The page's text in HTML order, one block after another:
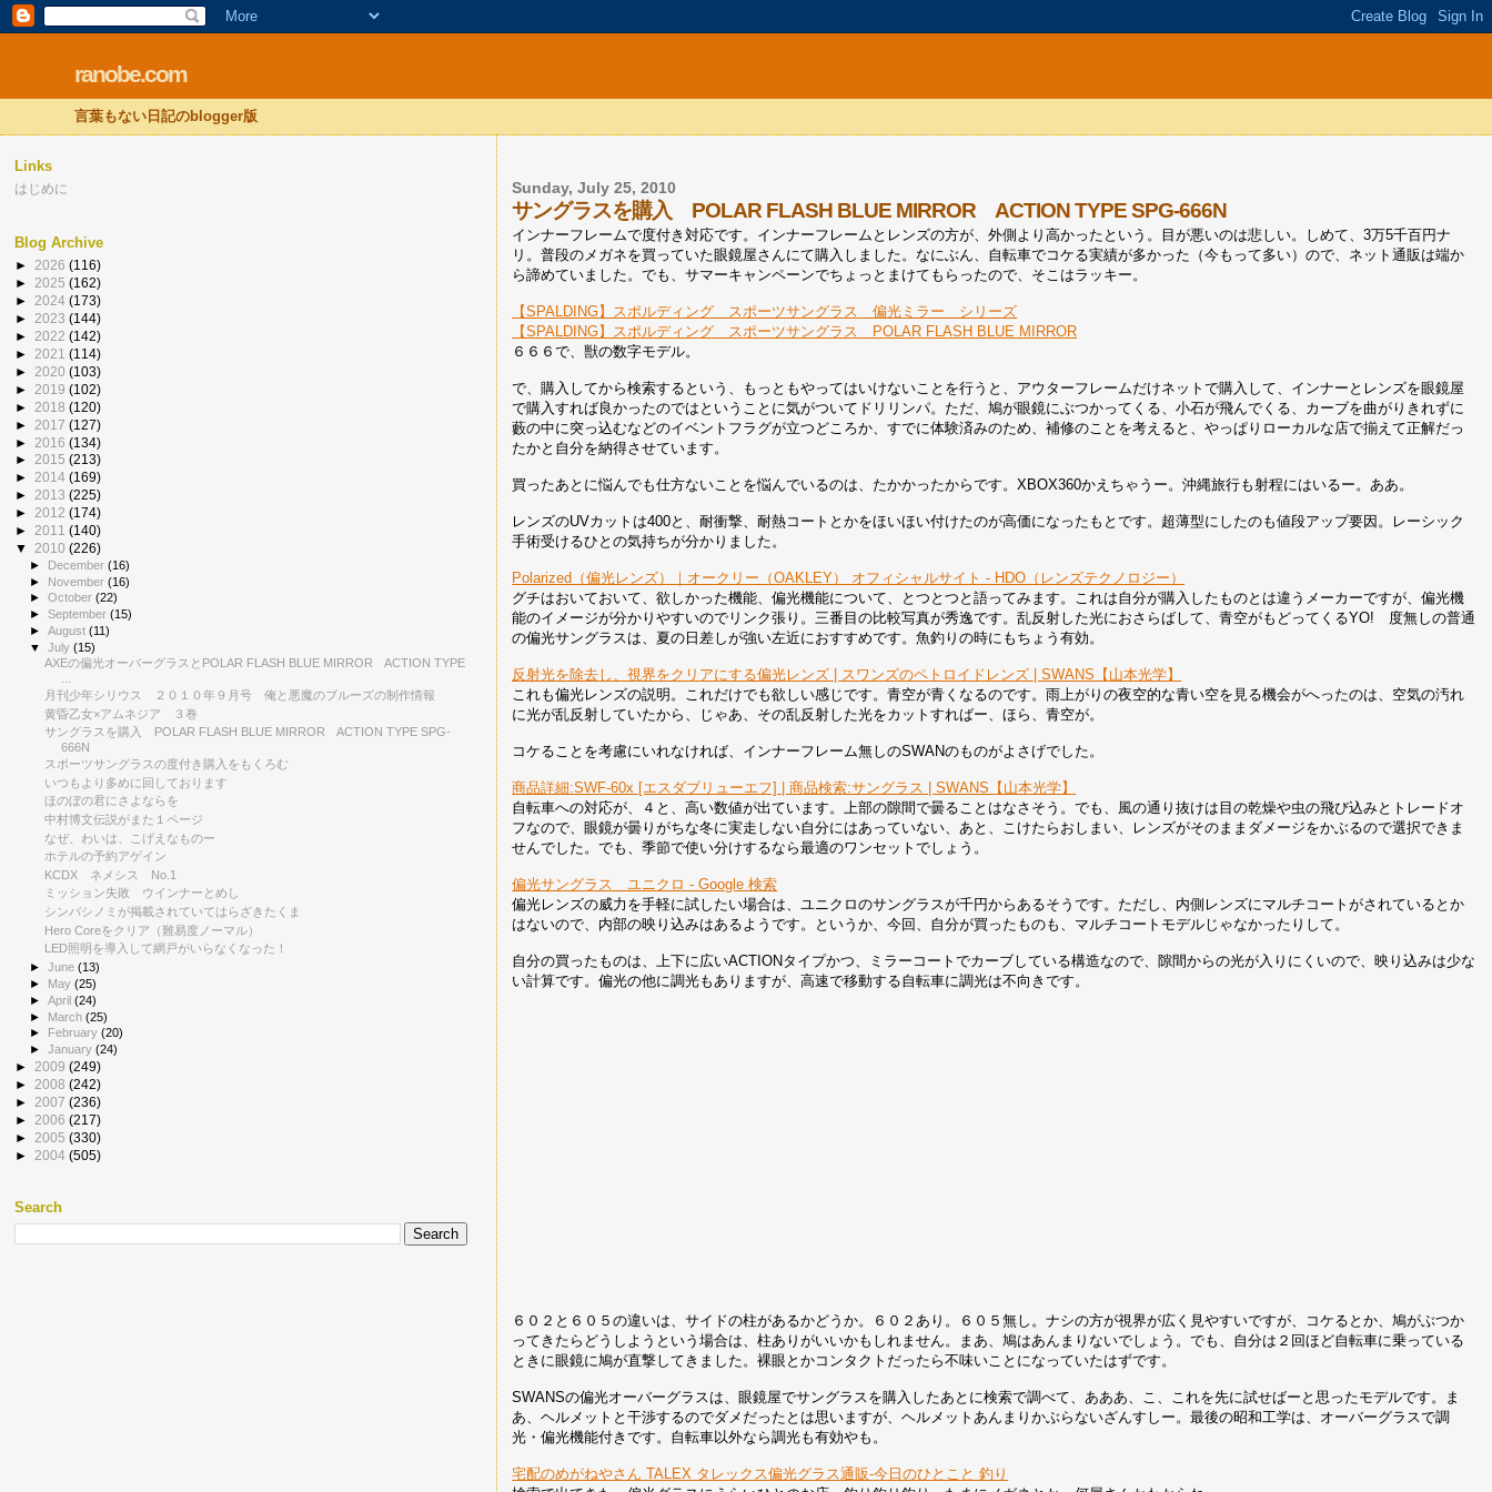
ranobe.com
言葉もない日記のblogger版
Sunday, July 25, 2010
サングラスを購入 POLAR FLASH BLUE MIRROR ACTION TYPE SPG-666N
インナーフレームで度付き対応です。インナーフレームとレンズの方が、外側より高かったという。目が悪いのは悲しい。しめて、3万5千百円ナ
リ。普段のメガネを買っていた眼鏡屋さんにて購入しました。なにぶん、自転車でコケる実績が多かった（今もって多い）ので、ネット通販は端か
ら諦めていました。でも、サマーキャンペーンでちょっとまけてもらったので、そこはラッキー。
【SPALDING】スポルディング スポーツサングラス 偏光ミラー シリーズ
【SPALDING】スポルディング スポーツサングラス POLAR FLASH BLUE MIRROR
６６６で、獣の数字モデル。
で、購入してから検索するという、もっともやってはいけないことを行うと、アウターフレームだけネットで購入して、インナーとレンズを眼鏡屋
で購入すれば良かったのではということに気がついてドリリンパ。ただ、鳩が眼鏡にぶつかってくる、小石が飛んでくる、カーブを曲がりきれずに
藪の中に突っ込むなどのイベントフラグが立つどころか、すでに体験済みのため、補修のことを考えると、やっぱりローカルな店で揃えて正解だっ
たかと自分を納得させています。
買ったあとに悩んでも仕方ないことを悩んでいるのは、たかかったからです。XBOX360かえちゃうー。沖縄旅行も射程にはいるー。ああ。
レンズのUVカットは400と、耐衝撃、耐熱コートとかをほいほい付けたのが高価になったもとです。超薄型にしたのも値段アップ要因。レーシック
手術受けるひとの気持ちが分かりました。
Polarized（偏光レンズ）｜オークリー（OAKLEY） オフィシャルサイト - HDO（レンズテクノロジー）
グチはおいておいて、欲しかった機能、偏光機能について、とつとつと語ってみます。これは自分が購入したものとは違うメーカーですが、偏光機
能のイメージが分かりやすいのでリンク張り。三番目の比較写真が秀逸です。乱反射した光におさらばして、青空がもどってくるYO! 度無しの普通
の偏光サングラスは、夏の日差しが強い左近におすすめです。魚釣りの時にもちょう有効。
反射光を除去し、視界をクリアにする偏光レンズ | スワンズのペトロイドレンズ | SWANS【山本光学】
これも偏光レンズの説明。これだけでも欲しい感じです。青空が青くなるのです。雨上がりの夜空的な青い空を見る機会がへったのは、空気の汚れ
に光が乱反射していたから、じゃあ、その乱反射した光をカットすればー、ほら、青空が。
コケることを考慮にいれなければ、インナーフレーム無しのSWANのものがよさげでした。
商品詳細:SWF-60x [エスダブリューエフ] | 商品検索:サングラス | SWANS【山本光学】
自転車への対応が、４と、高い数値が出ています。上部の隙間で曇ることはなさそう。でも、風の通り抜けは目の乾燥や虫の飛び込みとトレードオ
フなので、眼鏡が曇りがちな冬に実走しない自分にはあっていない、あと、こけたらおしまい、レンズがそのままダメージをかぶるので選択できま
せんでした。でも、季節で使い分けするなら最適のワンセットでしょう。
偏光サングラス ユニクロ - Google 検索
偏光レンズの威力を手軽に試したい場合は、ユニクロのサングラスが千円からあるそうです。ただし、内側レンズにマルチコートがされているとか
はないので、内部の映り込みはあるようです。というか、今回、自分が買ったものも、マルチコートモデルじゃなかったりして。
自分の買ったものは、上下に広いACTIONタイプかつ、ミラーコートでカーブしている構造なので、隙間からの光が入りにくいので、映り込みは少な
い計算です。偏光の他に調光もありますが、高速で移動する自転車に調光は不向きです。
６０２と６０５の違いは、サイドの柱があるかどうか。６０２あり。６０５無し。ナシの方が視界が広く見やすいですが、コケるとか、鳩がぶつか
ってきたらどうしようという場合は、柱ありがいいかもしれません。まあ、鳩はあんまりないでしょう。でも、自分は２回ほど自転車に乗っている
ときに眼鏡に鳩が直撃してきました。裸眼とかコンタクトだったら不味いことになっていたはずです。
SWANSの偏光オーバーグラスは、眼鏡屋でサングラスを購入したあとに検索で調べて、あああ、こ、これを先に試せばーと思ったモデルです。ま
あ、ヘルメットと干渉するのでダメだったとは思いますが、ヘルメットあんまりかぶらないざんすしー。最後の昭和工学は、オーバーグラスで調
光・偏光機能付きです。自転車以外なら調光も有効やも。
宅配のめがねやさん TALEX タレックス偏光グラス通販-今日のひとこと 釣り
Links
はじめに
Blog Archive
► 2026 (116)
► 2025 (162)
► 2024 (173)
► 2023 (144)
► 2022 (142)
► 2021 (114)
► 2020 (103)
► 2019 (102)
► 2018 (120)
► 2017 (127)
► 2016 (134)
► 2015 (213)
► 2014 (169)
► 2013 (225)
► 2012 (174)
► 2011 (140)
▼ 2010 (226)
► December(16)
► November(16)
►October(22)
►September(15)
►August(11)
▼July(15)
AXEの偏光オーバーグラスとPOLAR FLASH BLUE MIRROR ACTION TYPE
...
月刊少年シリウス ２０１０年９月号 俺と悪魔のブルーズの制作情報
黄昏乙女×アムネジア ３巻
サングラスを購入 POLAR FLASH BLUE MIRROR ACTION TYPE SPG-
666N
スポーツサングラスの度付き購入をもくろむ
いつもより多めに回しております
ほのぼの君にさよならを
中村博文伝説がまた１ページ
なぜ、わいは、こげえなものー
ホテルの予約アゲイン
KCDX ネメシス No.1
ミッション失敗 ウインナーとめし
シンバシノミが掲載されていてはらざきたくま
Hero Coreをクリア（難易度ノーマル）
LED照明を導入して網戸がいらなくなった！
►June(13)
► May(25)
►April(24)
► March(25)
►
February(20)
►January(24)
► 2009 (249)
► 2008 (242)
► 2007 (236)
► 2006 (217)
► 2005 (330)
► 2004 (505)
Search